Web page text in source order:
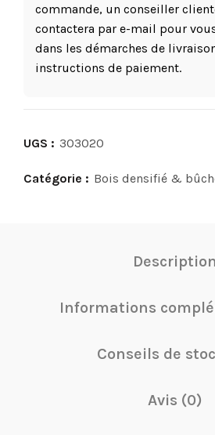
commande, un conseiller
contactera par e-mail pour
dans les démarches de
instructions de paiement.
UGS : 303020
Catégorie : Bois densifié &
Description
Informations
Conseils de
Avis (0)